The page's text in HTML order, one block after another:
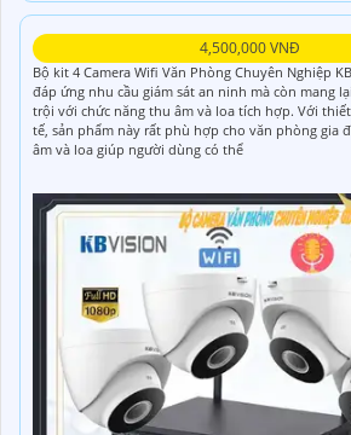
4,500,000 VNĐ
Bộ kit 4 Camera Wifi Văn Phòng Chuyên Nghiệp
đáp ứng nhu cầu giám sát an ninh mà còn mang
trội với chức năng thu âm và loa tích hợp. Với
tế, sản phẩm này rất phù hợp cho văn phòng gia
âm và loa giúp người dùng có thể